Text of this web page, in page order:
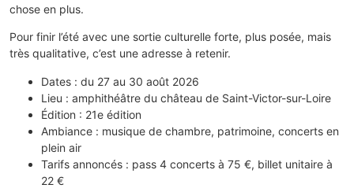
chose en plus.
Pour finir l’été avec une sortie culturelle forte, plus posée, mais
très qualitative, c’est une adresse à retenir.
Dates : du 27 au 30 août 2026
Lieu : amphithéâtre du château de Saint-Victor-sur-Loire
Édition : 21e édition
Ambiance : musique de chambre, patrimoine, concerts en
plein air
Tarifs annoncés : pass 4 concerts à 75 €, billet unitaire à
22 €